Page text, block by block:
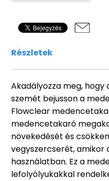
Részletek
Akadályozza meg,
szemét bejusson a
Flowclear
medencetakaró
növekedését és
vegyszercserét, amikor
használatban. Ez a
lefolyólyukakkal